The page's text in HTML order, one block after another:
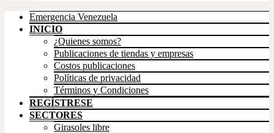
Emergencia Venezuela
INICIO
¿Quienes somos?
Publicaciones de tiendas y empresas
Costos publicaciones
Políticas de privacidad
Términos y Condiciones
REGÍSTRESE
SECTORES
Girasoles libre